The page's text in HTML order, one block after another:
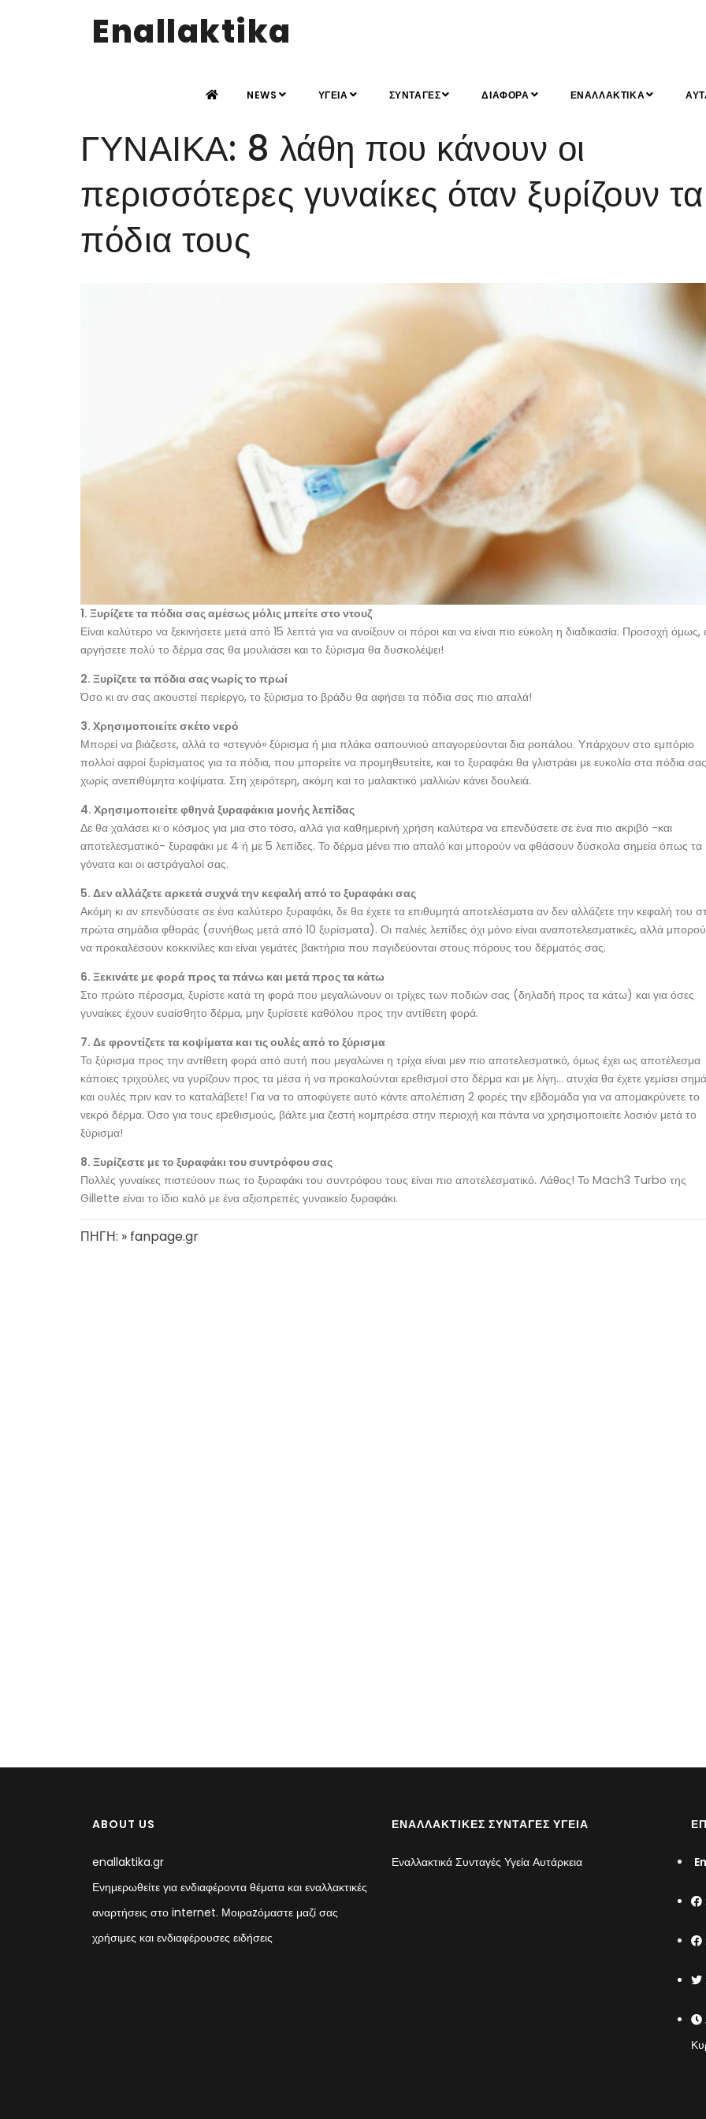
Enallaktika
NEWS ΥΓΕΙΑ ΣΥΝΤΑΓΕΣ ΔΙΑΦΟΡΑ ΕΝΑΛΛΑΚΤΙΚΑ
ΓΥΝΑΙΚΑ: 8 λάθη που κάνουν οι
περισσότερες γυναίκες όταν ξυρίζουν τα
πόδια τους
1. Ξυρίζετε τα πόδια σας αμέσως μόλις μπείτε στο ντουζ
Είναι καλύτερο να ξεκινήσετε μετά από 15 λεπτά για να ανοίξουν οι πόροι και να είναι πιο εύκολη η διαδικασία. Προσοχή όμως,
αργήσετε πολύ το δέρμα σας θα μουλιάσει και το ξύρισμα θα δυσκολέψει!
2. Ξυρίζετε τα πόδια σας νωρίς το πρωί
Όσο κι αν σας ακουστεί περίεργο, το ξύρισμα το βράδυ θα αφήσει τα πόδια σας πιο απαλά!
3. Χρησιμοποιείτε σκέτο νερό
Μπορεί να βιάζεστε, αλλά το «στεγνό» ξύρισμα ή μια πλάκα σαπουνιού απαγορεύονται δια ροπάλου. Υπάρχουν στο εμπόριο
πολλοί αφροί ξυρίσματος για τα πόδια, που μπορείτε να προμηθευτείτε, και το ξυραφάκι θα γλιστράει με ευκολία στα πόδια σας
χωρίς ανεπιθύμητα κοψίματα. Στη χειρότερη, ακόμη και το μαλακτικό μαλλιών κάνει δουλειά.
4. Χρησιμοποιείτε φθηνά ξυραφάκια μονής λεπίδας
Δε θα χαλάσει κι ο κόσμος για μια στο τόσο, αλλά για καθημερινή χρήση καλύτερα να επενδύσετε σε ένα πιο ακριβό -και
αποτελεσματικό- ξυραφάκι με 4 ή με 5 λεπίδες. Το δέρμα μένει πιο απαλό και μπορούν να φθάσουν δύσκολα σημεία όπως τα
γόνατα και οι αστράγαλοί σας.
5. Δεν αλλάζετε αρκετά συχνά την κεφαλή από το ξυραφάκι σας
Ακόμη κι αν επενδύσατε σε ένα καλύτερο ξυραφάκι, δε θα έχετε τα επιθυμητά αποτελέσματα αν δεν αλλάζετε την κεφαλή του
πρώτα σημάδια φθοράς (συνήθως μετά από 10 ξυρίσματα). Οι παλιές λεπίδες όχι μόνο είναι αναποτελεσματικές, αλλά
να προκαλέσουν κοκκινίλες και είναι γεμάτες βακτήρια που παγιδεύονται στους πόρους του δέρματός σας.
6. Ξεκινάτε με φορά προς τα πάνω και μετά προς τα κάτω
Στο πρώτο πέρασμα, ξυρίστε κατά τη φορά που μεγαλώνουν οι τρίχες των ποδιών σας (δηλαδή προς τα κάτω) και για όσες
γυναίκες έχουν ευαίσθητο δέρμα, μην ξυρίσετε καθόλου προς την αντίθετη φορά.
7. Δε φροντίζετε τα κοψίματα και τις ουλές από το ξύρισμα
Το ξύρισμα προς την αντίθετη φορά από αυτή που μεγαλώνει η τρίχα είναι μεν πιο αποτελεσματικό, όμως έχει ως αποτέλεσμα
κάποιες τριχούλες να γυρίζουν προς τα μέσα ή να προκαλούνται ερεθισμοί στο δέρμα και με λίγη… ατυχία θα έχετε γεμίσει
και ουλές πριν καν το καταλάβετε! Για να το αποφύγετε αυτό κάντε απολέπιση 2 φορές την εβδομάδα για να απομακρύνετε το
νεκρό δέρμα. Όσο για τους εpεθισμούς, βάλτε μια ζεστή κομπρέσα στην περιοχή και πάντα να χρησιμοποιείτε λοσιόν μετά το
ξύρισμα!
8. Ξυρίζεστε με το ξυραφάκι του συντρόφου σας
Πολλές γυναίκες πιστεύουν πως το ξυραφάκι του συντρόφου τους είναι πιο αποτελεσματικό. Λάθος! Το Mach3 Turbo της
Gillette είναι το ίδιο καλό με ένα αξιοπρεπές γυναικείο ξυραφάκι.
ΠΗΓΗ: » fanpage.gr
ABOUT US
enallaktika.gr
Ενημερωθείτε για ενδιαφέροντα θέματα και εναλλακτικές
αναρτήσεις στο internet. Μοιραzόμαστε μαζί σας
χρήσιμες και ενδιαφέρουσες ειδήσεις
ΕΝΑΛΛΑΚΤΙΚΈΣ ΣΥΝΤΑΓΈΣ ΥΓΕΊΑ
Εναλλακτικά Συνταγές Υγεία Αυτάρκεια